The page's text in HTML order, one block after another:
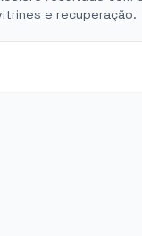
e recuperação.